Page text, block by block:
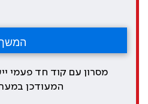
מסרון עם קוד חד פעמי
המעודכן